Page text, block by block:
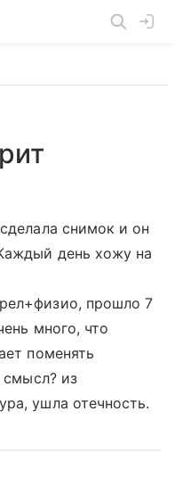
снимок и он
день хожу на
прошло 7
много, что
поменять
смысл? из
ушла отечность.